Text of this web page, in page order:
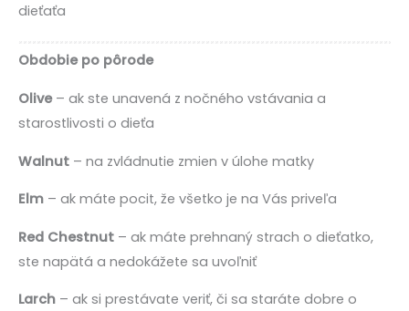
dieťaťa
Obdobie po pôrode
Olive– ak ste unavená z nočného vstávania a
starostlivosti o dieťa
Walnut – na zvládnutie zmien v úlohe matky
Elm – ak máte pocit, že všetko je na Vás priveľa
Red Chestnut – ak máte prehnaný strach o dieťatko,
ste napätá a nedokážete sa uvoľniť
Larch – ak si prestávate veriť, či sa staráte dobre o